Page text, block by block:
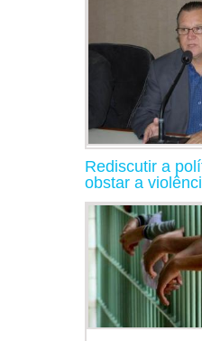
Rediscutir a
obstar a